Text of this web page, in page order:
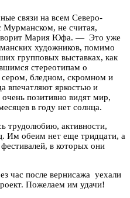
связи на всем Северо-
Мурманском, не считая,
Мария Юфа. — Это уже
художников, помимо
групповых выставках, как
стереотипам о
сером, бледном, скромном и
впечатляют яркостью и
позитивно видят мир,
в году нет солнца.
трудолюбию, активности,
Им обеим нет еще тридцати, а
в которых они
час после вернисажа уехали
Пожелаем им удачи!